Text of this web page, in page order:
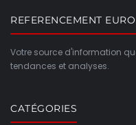
REFERENCEMENT
Votre source d'information
tendances et analyses.
CATÉGORIES